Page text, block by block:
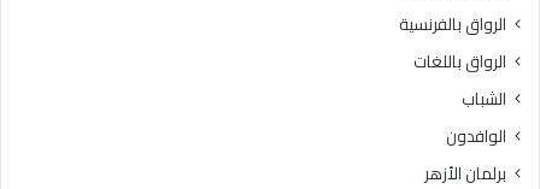
الرواق بالفرنسية
الرواق باللغات
الشباب
الوافدون
برلمان الأزهر